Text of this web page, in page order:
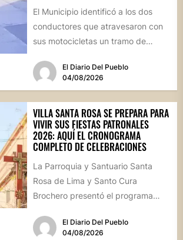
El Municipio identificó a los dos
conductores que atravesaron con
sus motocicletas un tramo de
calle...
El Diario Del Pueblo
04/08/2026
VILLA SANTA ROSA SE PREPARA PARA
VIVIR SUS FIESTAS PATRONALES
2026: AQUÍ EL CRONOGRAMA
COMPLETO DE CELEBRACIONES
La Parroquia y Santuario Santa
Rosa de Lima y Santo Cura
Brochero presentó el programa
El Diario Del Pueblo
04/08/2026